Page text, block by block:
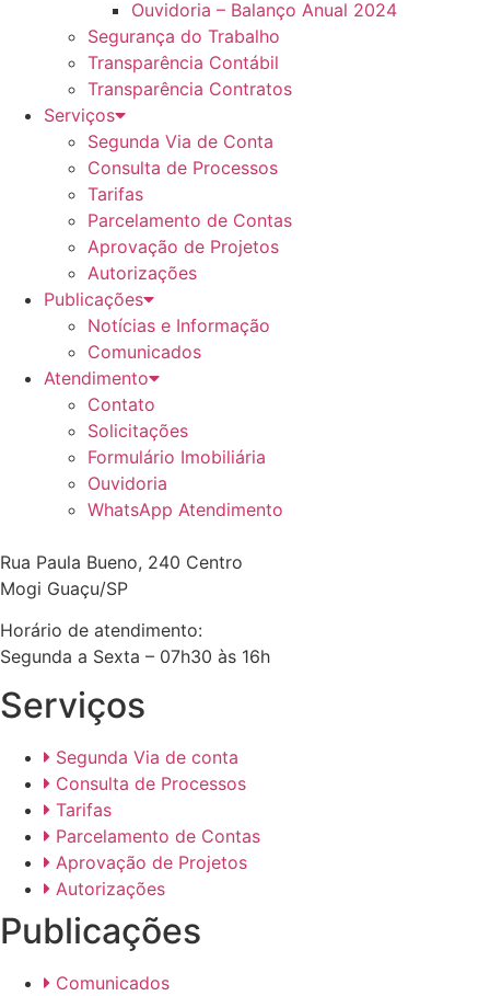
Ouvidoria – Balanço Anual 2024
Segurança do Trabalho
Transparência Contábil
Transparência Contratos
Serviços
Segunda Via de Conta
Consulta de Processos
Tarifas
Parcelamento de Contas
Aprovação de Projetos
Autorizações
Publicações
Notícias e Informação
Comunicados
Atendimento
Contato
Solicitações
Formulário Imobiliária
Ouvidoria
WhatsApp Atendimento
Rua Paula Bueno, 240 Centro
Mogi Guaçu/SP
Horário de atendimento:
Segunda a Sexta – 07h30 às 16h
Serviços
Segunda Via de conta
Consulta de Processos
Tarifas
Parcelamento de Contas
Aprovação de Projetos
Autorizações
Publicações
Comunicados